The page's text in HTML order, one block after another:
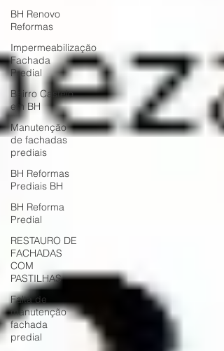
BH Renovo
Reformas
Impermeabilização
Fachada
Predial
Bairro Castelo
em BH
Manutenção
de fachadas
prediais
BH Reformas
Prediais BH
BH Reforma
Predial
RESTAURO DE
FACHADAS
COM
PASTILHAS
Falta de
manutenção
fachada
predial